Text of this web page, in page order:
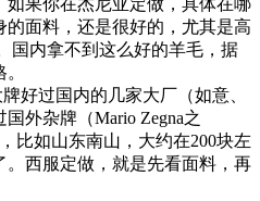
面料，还是很好的，尤其是高
国内拿不到这么好的羊毛，据
好过国内的几家大厂（如意、
外杂牌（Mario Zegna之
比如山东南山，大约在200块左
西服定做，就是先看面料，再